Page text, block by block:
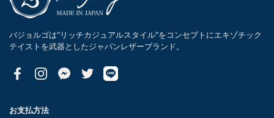
バジョルゴは"リッチカジュアルスタイル"をコンセプトにエキゾチック
テイストを武器としたジャパンレザーブランド。
FacebookInstagramMessenger
Twitter
お支払方法